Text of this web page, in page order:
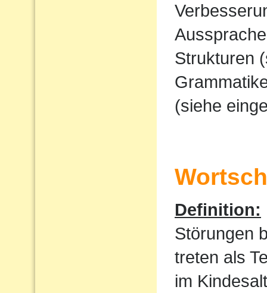
Strukturen
(siehe
Definition:
Störungen
treten als
im